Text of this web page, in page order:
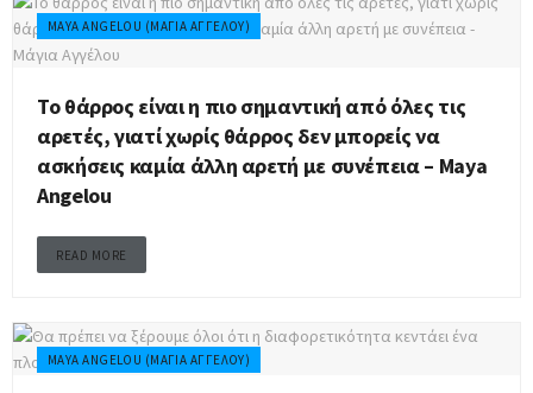
MAYA ANGELOU (ΜΆΓΙΑ ΑΓΓΈΛΟΥ)
Το θάρρος είναι η πιο σημαντική από όλες τις
αρετές, γιατί χωρίς θάρρος δεν μπορείς να
ασκήσεις καμία άλλη αρετή με συνέπεια – Maya
Angelou
READ MORE
MAYA ANGELOU (ΜΆΓΙΑ ΑΓΓΈΛΟΥ)